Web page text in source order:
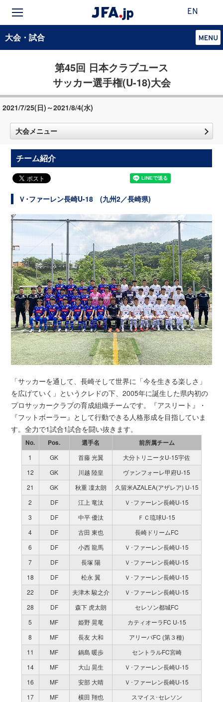
EN
大会・試合
第45回 日本クラブユース
サッカー選手権(U-18)大会
2021/7/25(日)～2021/8/4(水)
大会メニュー
チーム紹介
Ｖ･ファーレン長崎U-18 (九州2／長崎県)
「サッカーを通して、長崎そして世界に「今を生きる楽しさ」
を広げていく」というクレドの下、2005年に誕生した県内初の
プロサッカークラブの育成組織チームです。『アスリート』・
『フットボーラー』として行動できる人格形成を目指していま
す。全力で1試合1試合を闘い抜きます。
No. Pos. 選手名 前所属チーム
1 GK 首藤 光翼
大分トリニータU-15宇佐
12
GK 川越 陸皇
ヴァンフォーレ甲府U-15
21
GK 秋重 凜太朗
久留米AZALEA(アザレア) U-15
2
DF 江上 竜汰
Ｖ･ファーレン長崎U-15
3
DF 中平 優汰
ＦＣ琉球U-15
4
DF 古田 東也
長崎ドリームFC
6
DF 小西 龍馬
Ｖ･ファーレン長崎U-15
7
DF 長塚 陽
Ｖ･ファーレン長崎U-15
18
DF 松永 翼
Ｖ･ファーレン長崎U-15
22
DF 夫津木 駿之介
Ｖ･ファーレン長崎U-15
28
DF 森下 虎太朗
セレソン都城FC
5
MF 姫野 晃竜
カティオーラFC U-15
8
MF 長友 大和
アリーバFC (第３種)
11
MF 鍋島 暖歩
セントラルFC宮崎
14
MF 大山 晃生
Ｖ･ファーレン長崎U-15
16
MF 安部 大晴
Ｖ･ファーレン長崎U-15
17
MF 横田 翔也
スマイス･セレソン